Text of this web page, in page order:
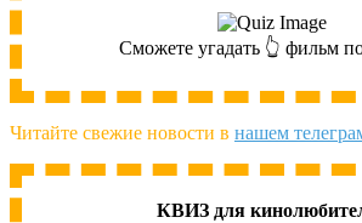
Сможете угадать 👆 фильм
Читайте свежие новости в нашем
КВИЗ для